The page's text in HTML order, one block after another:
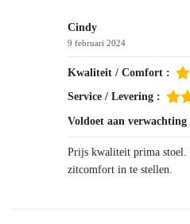
Cindy
9 februari 2024
Kwaliteit / Comfort :
Service / Levering :
Voldoet aan verwachting
Prijs kwaliteit prima
zitcomfort in te stellen.